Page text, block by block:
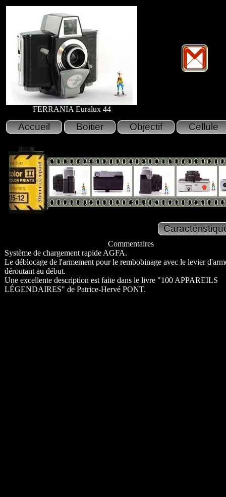
FERRANIA Euralux 44
Commentaires
Système de chargement rapide AGFA.
Le déblocage de l'armement pour le rembobinage avec le levier
déroutant au début.
Une excellente description est faite dans le livre "100 APPAREILS
LÉGENDAIRES" de Patrice-Hervé PONT.